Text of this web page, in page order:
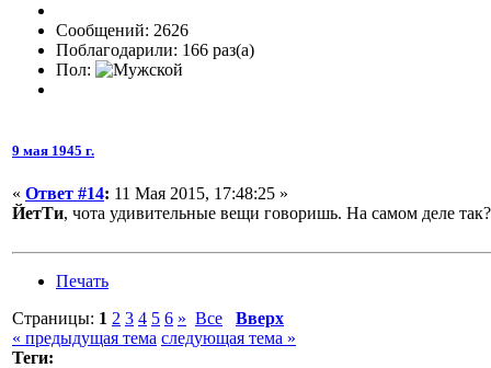
Сообщений: 2626
Поблагодарили: 166 раз(а)
Пол:
9 мая 1945 г.
« Ответ #14: 11 Мая 2015, 17:48:25 »
ЙетТи, чота удивительные вещи говоришь. На самом деле так?
Печать
Страницы: 1 2 3 4 5 6 » Все
Вверх
« предыдущая тема следующая тема »
Теги: